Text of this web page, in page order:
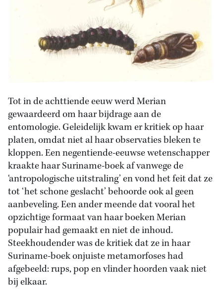
Tot in de achttiende eeuw werd Merian
gewaardeerd om haar bijdrage aan de
entomologie. Geleidelijk kwam er kritiek op haar
platen, omdat niet al haar observaties bleken te
kloppen. Een negentiende-eeuwse wetenschapper
kraakte haar Suriname-boek af vanwege de
‘antropologische uitstraling’ en vond het feit dat ze
tot ‘het schone geslacht’ behoorde ook al geen
aanbeveling. Een ander meende dat vooral het
opzichtige formaat van haar boeken Merian
populair had gemaakt en niet de inhoud.
Steekhoudender was de kritiek dat ze in haar
Suriname-boek onjuiste metamorfoses had
afgebeeld: rups, pop en vlinder hoorden vaak niet
bij elkaar.